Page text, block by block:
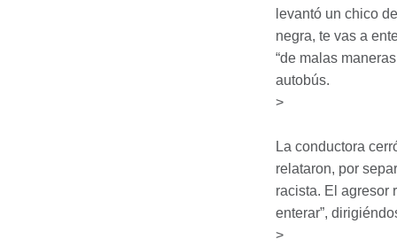
levantó un chico
negra, te vas a
“de malas
autobús.
>
La conductora
relataron, por
racista. El agresor
enterar”,
>